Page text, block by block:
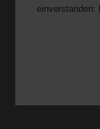
einverstanden: